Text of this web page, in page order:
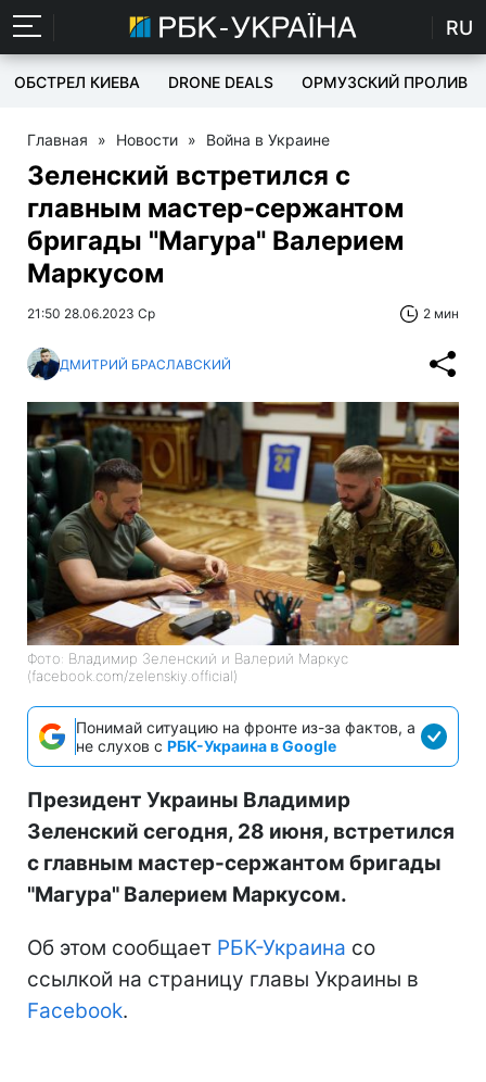
RU
ОБСТРЕЛ КИЕВА DRONE DEALS ОРМУЗСКИЙ ПРОЛИВ
Главная » Новости » Война в Украине
Зеленский встретился с
главным мастер-сержантом
бригады "Магура" Валерием
Маркусом
21:50 28.06.2023 Ср 2 мин
ДМИТРИЙ БРАСЛАВСКИЙ
Фото: Владимир Зеленский и Валерий Маркус
(facebook.com/zelenskiy.official)
Понимай ситуацию на фронте из-за фактов, а
не слухов с РБК-Украина в Google
Президент Украины Владимир
Зеленский сегодня, 28 июня, встретился
с главным мастер-сержантом бригады
"Магура" Валерием Маркусом.
Об этом сообщает РБК-Украина со
ссылкой на страницу главы Украины в
Facebook.